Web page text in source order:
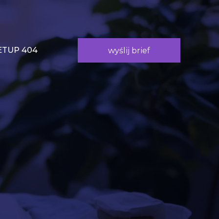
404 wyślij brief